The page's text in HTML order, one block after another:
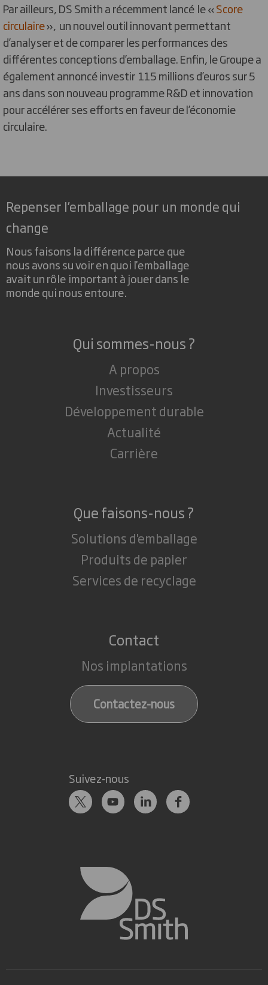
Par ailleurs, DS Smith a récemment lancé le «Score
circulaire», un nouvel outil innovant permettant
d’analyser et de comparer les performances des
différentes conceptions d’emballage. Enfin, le Groupe a
également annoncé investir 115 millions d’euros sur 5
ans dans son nouveau programme R&D et innovation
pour accélérer ses efforts en faveur de l’économie
circulaire.
Repenser l’emballage pour un monde qui
change
Nous faisons la différence parce que
nous avons su voir en quoi l'emballage
avait un rôle important à jouer dans le
monde qui nous entoure.
Qui sommes-nous ?
A propos
Investisseurs
Développement durable
Actualité
Carrière
Que faisons-nous ?
Solutions d'emballage
Produits de papier
Services de recyclage
Contact
Nos implantations
Contactez-nous
Suivez-nous